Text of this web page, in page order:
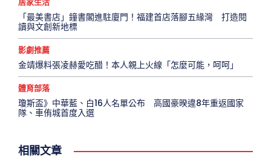
居家生活
「最美書店」鐘書閣進駐廈門！福建首店落腳五緣灣 打造閱
讀與文創新地標
影劇推薦
金靖爆料張凌赫愛吃醋！本人親上火線「怎麼可能，呵呵」
體育部落
瓊斯盃》中華藍、白16人名單公布 高國豪暌違8年重返國家
隊、車侑城首度入選
相關文章